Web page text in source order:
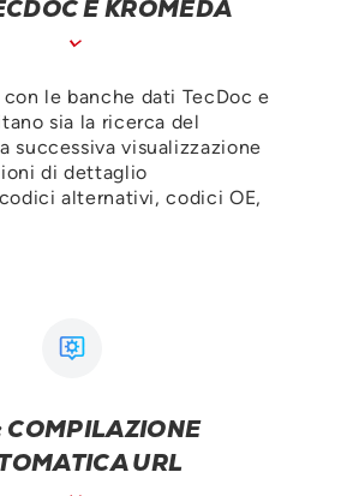
E KROMEDA
le banche dati TecDoc e
sia la ricerca del
successiva visualizzazione
di dettaglio
alternativi, codici OE,
COMPILAZIONE
URL